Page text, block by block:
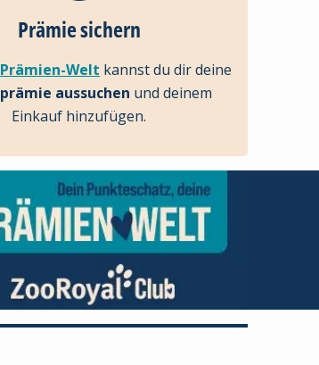
Prämie sichern
Prämien-Welt kannst du dir deine
aussuchen und deinem
Einkauf hinzufügen.